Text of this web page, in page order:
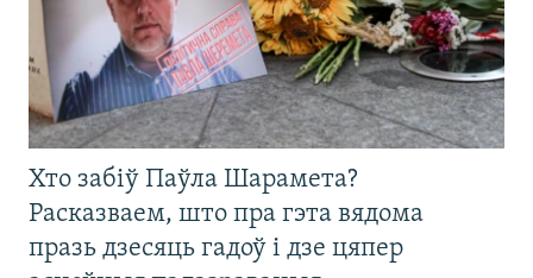
Хто забіў Паўла Шарамета?
Расказваем, што пра гэта вядома
празь дзесяць гадоў і дзе цяпер